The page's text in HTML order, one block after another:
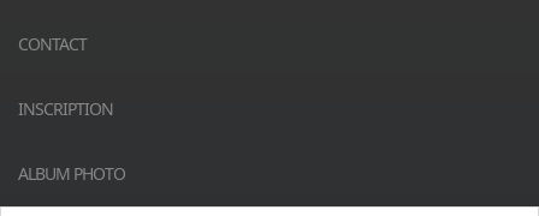
CONTACT
INSCRIPTION
ALBUM PHOTO